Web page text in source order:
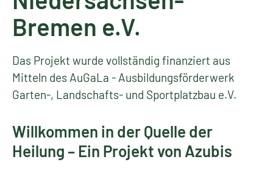
Bremen e.V.
Das Projekt wurde vollständig finanziert aus
Mitteln des AuGaLa - Ausbildungsförderwerk
Garten-, Landschafts- und Sportplatzbau e.V.
Willkommen in der Quelle der
Heilung – Ein Projekt von Azubis